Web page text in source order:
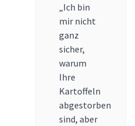
„Ich bin
mir nicht
ganz
sicher,
warum
Ihre
Kartoffeln
abgestorben
sind, aber